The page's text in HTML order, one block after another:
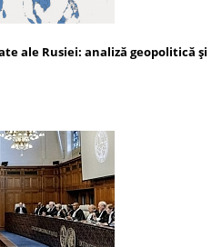
ale Rusiei: analiză geopolitică și